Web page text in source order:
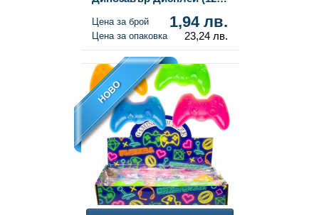
Цена за брой 1,94 лв.
Цена за опаковка 23,24 лв.
НОВО